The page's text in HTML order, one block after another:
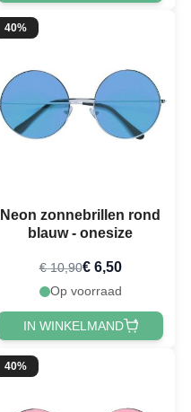
40%
Neon zonnebrillen rond
blauw - onesize
€ 10,90€ 6,50
Op voorraad
IN WINKELMAND
40%